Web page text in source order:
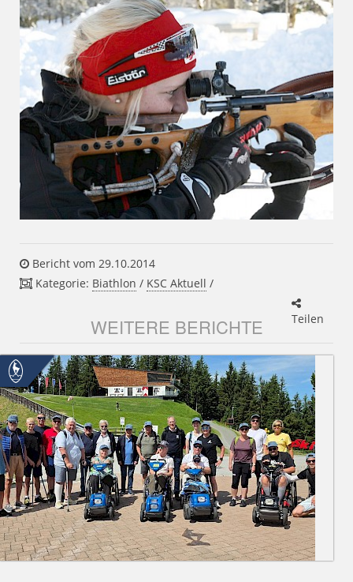
Bericht vom 29.10.2014
Kategorie: Biathlon / KSC Aktuell /
Teilen
WEITERE BERICHTE